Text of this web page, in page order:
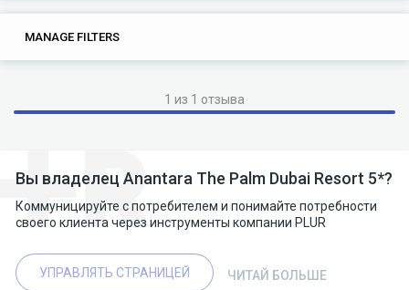
TAGS 0
MANAGE FILTERS
1 из 1 отзыва
Вы владелец Anantara The Palm Dubai Resort 5*?
Коммуницируйте с потребителем и понимайте потребности
своего клиента через инструменты компании PLUR
УПРАВЛЯТЬ СТРАНИЦЕЙ ЧИТАЙ БОЛЬШЕ